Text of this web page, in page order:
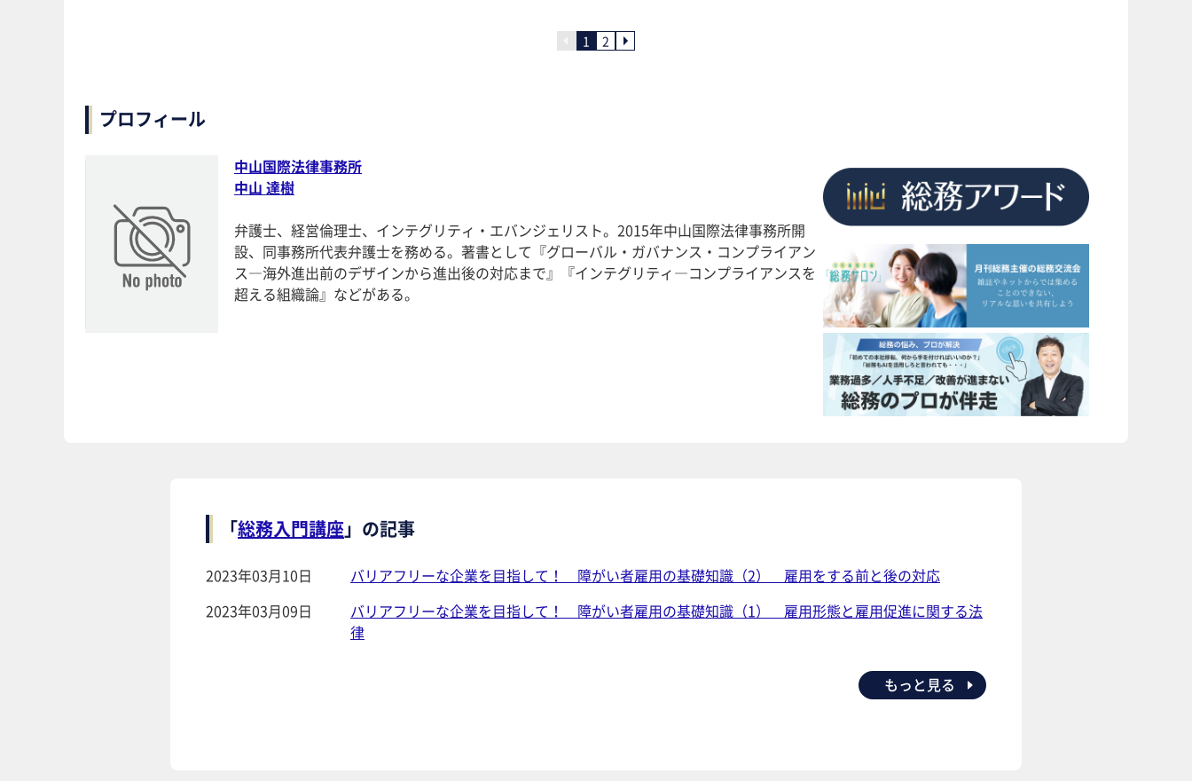
1 2
プロフィール
中山国際法律事務所
中山 達樹
弁護士、経営倫理士、インテグリティ・エバンジェリスト。2015年中山国際法律事務所開
設、同事務所代表弁護士を務める。著書として『グローバル・ガバナンス・コンプライアン
ス―海外進出前のデザインから進出後の対応まで』『インテグリティ―コンプライアンスを
超える組織論』などがある。
「総務入門講座」の記事
2023年03月10日
バリアフリーな企業を目指して！ 障がい者雇用の基礎知識（2） 雇用をする前と後の対応
2023年03月09日
バリアフリーな企業を目指して！ 障がい者雇用の基礎知識（1） 雇用形態と雇用促進に関する法
律
もっと見る